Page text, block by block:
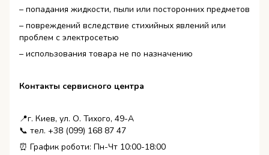
– попадания жидкости, пыли или посторонних предметов
– повреждений вследствие стихийных явлений или
проблем с электросетью
– использования товара не по назначению
Контакты сервисного центра
📍г. Киев, ул. О. Тихого, 49-А
📞 тел. +38 (099) 168 87 47
⏰ График роботи: Пн-Чт 10:00-18:00